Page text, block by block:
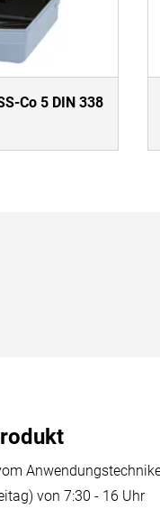
Co 5 DIN 338
von 7:30 - 16 Uhr